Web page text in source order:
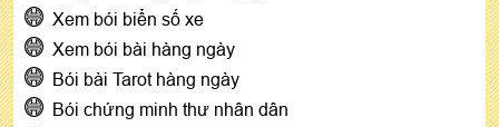
Xem bói biển số xe
Xem bói bài hàng ngày
Bói bài Tarot hàng ngày
Bói chứng minh thư nhân dân